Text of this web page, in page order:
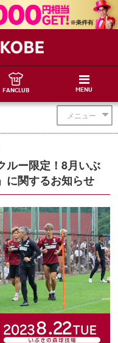
FANCLUB MENU
メニュー
ルー限定！8月いぶ
に関するお知らせ